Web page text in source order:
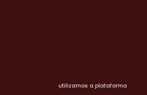
utilizamos a plataforma